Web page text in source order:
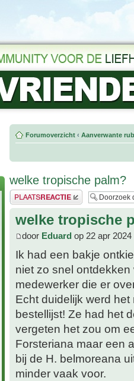
Forumoverzicht ‹ Aanverwante
welke tropische palm?
Plaats een reactie
welke tropische
door Eduard op 22 apr 2024
Ik had een bakje
niet zo snel
medewerker die er
Echt duidelijk werd
bestellijst! Ze had het
vergeten het zou om
Forsteriana maar een
bij de H. belmoreana
minder vaak voor.